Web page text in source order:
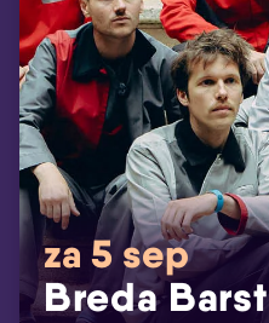
za 5 sep
Breda Barst